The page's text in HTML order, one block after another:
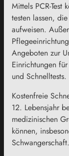
Mittels PCR-Test
testen lassen,
aufweisen.
Angeboten zur
Einrichtungen
und Schnelltests.
Kostenfreie
12. Lebensjahr
medizinischen
können,
Schwangerschaft.